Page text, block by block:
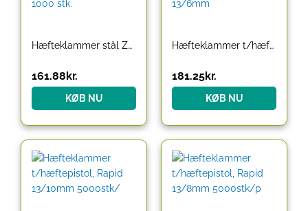
Hæfteklammer stål Zenith 130/E (6/4) 1000 stk.
161.88kr.
KØB NU
Hæfteklammer t/hæftepistol Rapid 13/6mm
181.25kr.
KØB NU